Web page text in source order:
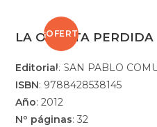
¡OFERT
A!
LA OVEJITA PERDIDA
Editorial: SAN PABLO
ISBN: 9788428538145
Año:2012
Nº páginas: 32